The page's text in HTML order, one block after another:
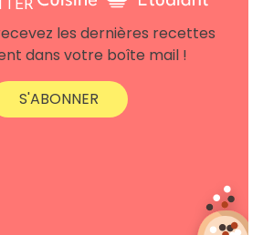
les dernières recettes
dans votre boîte mail !
S'ABONNER